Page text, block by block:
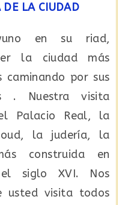
DE LA CIUDAD
en su riad,
la ciudad más
caminando por sus
. Nuestra visita
Palacio Real, la
la judería, la
construida en
el siglo XVI. Nos
usted visita todos